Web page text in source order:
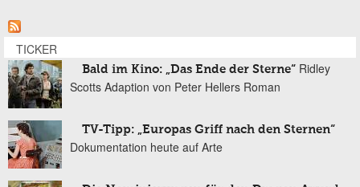
TICKER
Bald im Kino: „Das Ende der Sterne“ Ridley
Scotts Adaption von Peter Hellers Roman
TV-Tipp: „Europas Griff nach den Sternen“
Dokumentation heute auf Arte